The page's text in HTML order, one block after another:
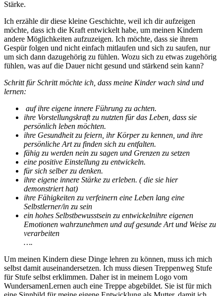
Stärke.
Ich erzähle dir diese kleine Geschichte, weil ich dir aufzeigen
möchte, dass ich die Kraft entwickelt habe, um meinen Kindern
andere Möglichkeiten aufzuzeigen. Ich möchte, dass sie ihrem
Gespür folgen und nicht einfach mitlaufen und sich zu saufen, nur
um sich dann dazugehörig zu fühlen. Wozu sich zu etwas zugehörig
fühlen, was auf die Dauer nicht gesund und stärkend sein kann?
Schritt für Schritt möchte ich, dass meine Kinder wach sind und
lernen:
auf ihre eigene innere Führung zu achten.
ihre Vorstellungskraft zu nutzten für das Leben, dass sie
persönlich leben möchten.
ihre Gesundheit zu feiern, ihr Körper zu kennen, und ihre
persönliche Art zu finden sich zu entfalten.
fähig zu werden nein zu sagen und Grenzen zu setzen
eine positive Einstellung zu entwickeln.
für sich selber zu denken.
ihre eigene innere Stärke zu erleben. ( die sie hier
demonstriert hat)
ihre Fähigkeiten zu verfeinern eine Leben lang eine
Selbstlerner/in zu sein
ein hohes Selbstbewusstsein zu entwickelnihre eigenen
Emotionen wahrzunehmen und auf gesunde Art und Weise zu
verarbeiten
….
Um meinen Kindern diese Dinge lehren zu können, muss ich mich
selbst damit auseinandersetzen. Ich muss diesen Treppenweg Stufe
für Stufe selbst erklimmen. Daher ist in meinem Logo vom
WundersamenLernen auch eine Treppe abgebildet. Sie ist für mich